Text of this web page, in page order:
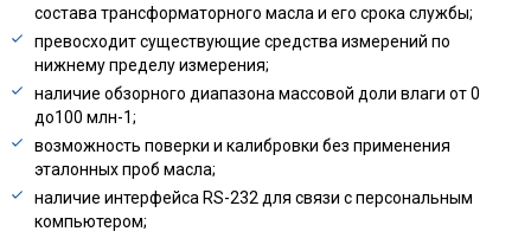
состава трансформаторного масла и его срока службы;
превосходит существующие средства измерений по
нижнему пределу измерения;
наличие обзорного диапазона массовой доли влаги от 0
до100 млн-1;
возможность поверки и калибровки без применения
эталонных проб масла;
наличие интерфейса RS-232 для связи с персональным
компьютером;